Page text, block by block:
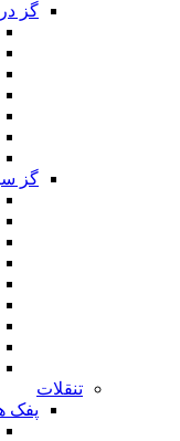
گز
گز
تنقلات
پفک